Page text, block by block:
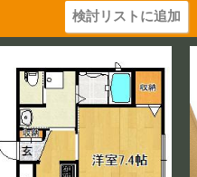
検討リストに追加